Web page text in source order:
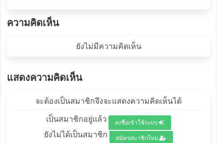
ความคิดเห็น
ยังไม่มีความคิดเห็น
แสดงความคิดเห็น
จะต้องเป็นสมาชิกจึงจะแสดงความคิดเห็นได้
เป็นสมาชิกอยู่แล้ว ลงชื่อเข้าใช้ระบบ
ยังไม่ได้เป็นสมาชิก สมัครสมาชิกใหม่